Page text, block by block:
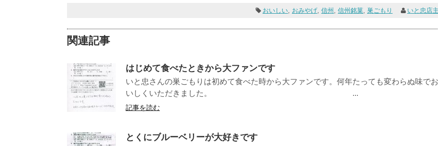
おいしい, おみやげ,信州 ,信州銘菓,巣ごもり いと忠店
関連記事
はじめて食べたときから大ファンです
いと忠さんの巣ごもりは初めて食べた時から大ファンです。何年たっても変わらぬ味でお
いしくいただきました。 ...
記事を読む
とくにブルーベリーが大好きです